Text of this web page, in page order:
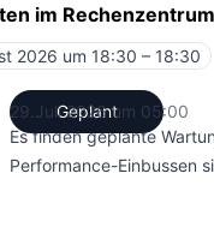
im Rechenzentrum
2026 um 18:30 – 18:30
Geplant
29.Juli 2026 um 05:00
Es finden geplante
Performance-Einbussen